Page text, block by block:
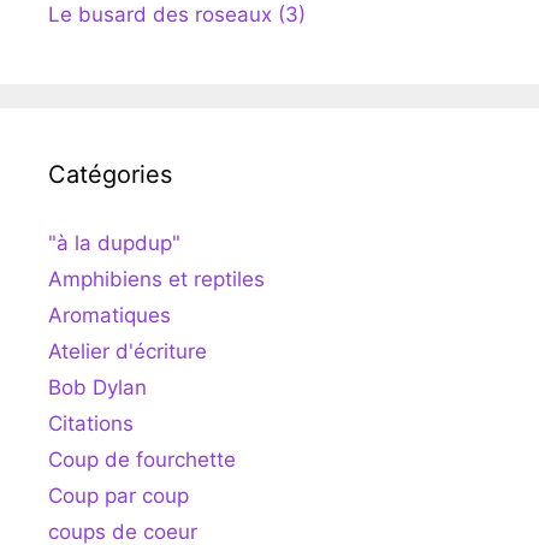
Le busard des roseaux (3)
Catégories
"à la dupdup"
Amphibiens et reptiles
Aromatiques
Atelier d'écriture
Bob Dylan
Citations
Coup de fourchette
Coup par coup
coups de coeur